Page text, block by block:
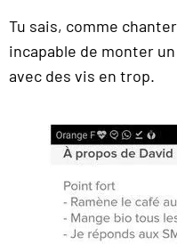
Tu sais, comme
incapable de monter
avec des vis en trop.